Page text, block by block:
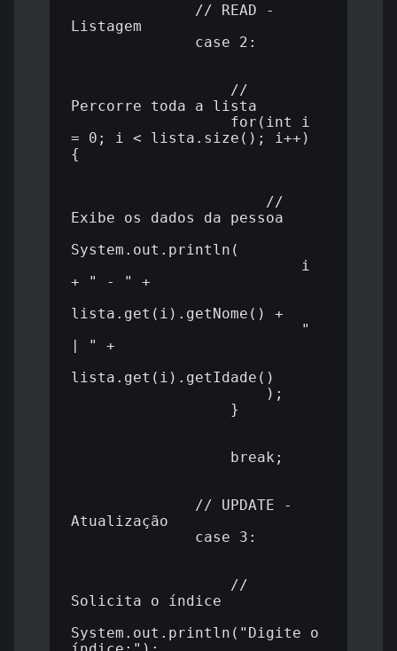
// READ -
Listagem
case 2:
//
Percorre toda a lista
for(int i
= 0; i < lista.size(); i++)
{
//
Exibe os dados da pessoa
System.out.println(
i
+ " - " +
lista.get(i).getNome() +
"
| " +
lista.get(i).getIdade()
);
}
break;
// UPDATE -
Atualização
case 3:
//
Solicita o índice
System.out.println("Digite o